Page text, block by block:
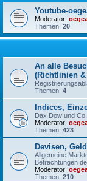
Youtube-
Moderator:
Themen: 20
An alle
(Richtlinien
Themen: 4
Indices,
Dax Dow und
Moderator:
Themen: 423
Devisen,
Allgemeine
Betrachtungen
Moderator:
Themen: 210